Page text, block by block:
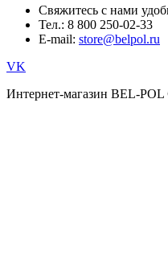
Свяжитесь с нами
Тел.: 8 800 250-02-33
E-mail: store@belpol.ru
VK
Интернет-магазин BEL-